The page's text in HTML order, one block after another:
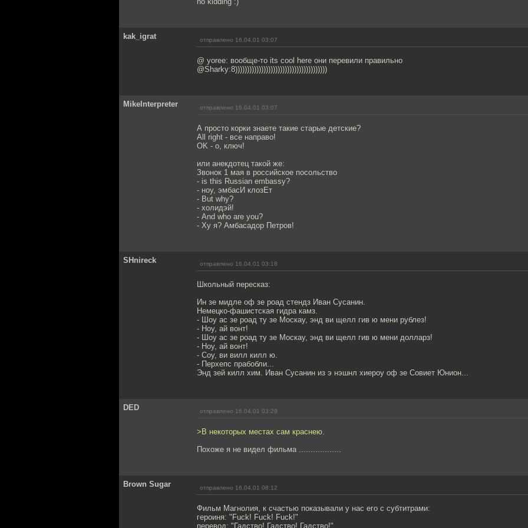
kak_igrat отправлено 16.04.01 03:07
@ yoree: вообще-то its cool here они перевили правильно
@Sharky:8)))))))))))))))))))))))))))))))))))))))
MikeInterpreter отправлено 16.04.01 03:07
А просто корки знаете такие старые детские?
All right - все направо!
OK - о, ключ!
или анекдотец такой же:
Звонок 1 мая в российское посольство
- is this Russian embassy?
- ноу, эмбасИ клозЕт
- But why?
- холидэй!
- And who are you?
- Ху я? Амбасадор Петров!
SHnireck отправлено 16.04.01 03:18
Школьный пересказ:
Ин зе мидле оф зе роад стендз Иван Сусанин.
Немецко-фашистская гидра камз.
- Шоу ас зе роад ту зе Москау, энд ви щелл гив ю мени рублез!
- Ноу, ай вонт!
- Шоу ас зе роад ту зе Москау, энд ви щелл гив ю мени долларз!
- Ноу, ай вонт!
- Соу, ви вилл килл ю.
- Перхепс прабобли...
Энд зей килл хим. Иван Сусанин из э нэшнл хиероу оф зе Совиет Юнион...
DED отправлено 16.04.01 03:29
>В некоторых местах сам краснею.
Похоже я не видел фильма ..................
Brown Sugar отправлено 16.04.01 08:12
Фильм Магнолия, к счастью показывали у нас его с субтитрами:
героиня: "Fuck! Fuck! Fuck!"
перевод: "Гадство! Гадство! Гадство!"